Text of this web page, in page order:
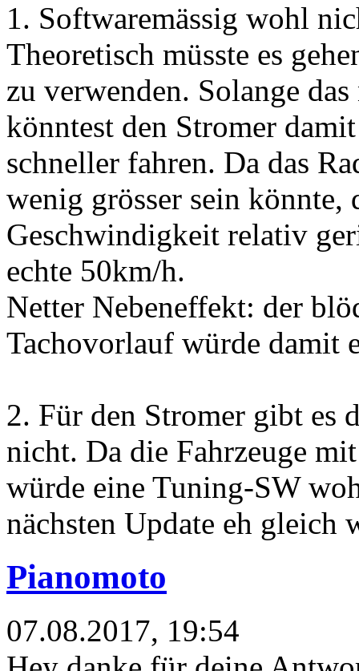
1. Softwaremässig wohl
Theoretisch müsste es
zu verwenden. Solange
könntest den Stromer
schneller fahren. Da das
wenig grösser sein könnte,
Geschwindigkeit relativ
echte 50km/h.
Netter Nebeneffekt: der
Tachovorlauf würde damit
2. Für den Stromer gibt es
nicht. Da die Fahrzeuge
würde eine Tuning-SW
nächsten Update eh gleich
Pianomoto
07.08.2017, 19:54